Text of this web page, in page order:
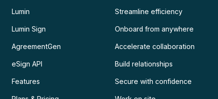
Lumin
Lumin Sign
AgreementGen
eSign API
Features
Streamline efficiency
Onboard from anywhere
Accelerate collaboration
Build relationships
Secure with confidence